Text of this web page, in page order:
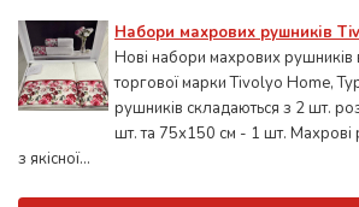
Набори махрових рушників
Нові набори махрових рушників
торгової марки Tivolyo Home,
рушників складаються з 2 шт.
шт. та 75х150 см - 1 шт. Махрові
з якісної...